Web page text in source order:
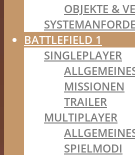
OBJEKTE &
BATTLEFIELD 1
SINGLEPLAYER
MISSIONEN
TRAILER
MULTIPLAYER
SPIELMODI